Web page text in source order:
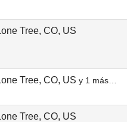
Tree, CO, US
Tree, CO, US y 1 más…
Tree, CO, US